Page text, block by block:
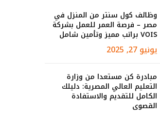
وظائف كول سنتر من المنزل في
مصر – فرصة العمر للعمل بشركة
VOIS براتب مميز وتأمين شامل
يونيو 27, 2025
مبادرة كن مستعدا من وزارة
التعليم العالي المصرية: دليلك
الكامل للتقديم والاستفادة
القصوى